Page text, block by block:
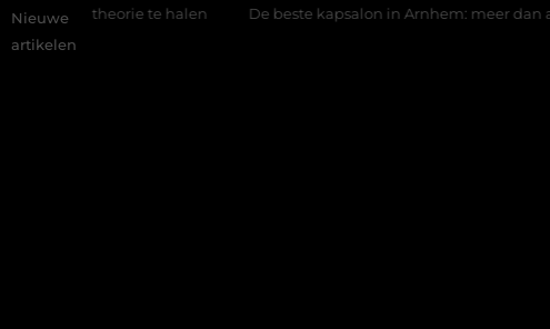
Nieuwe
artikelen
te halen De beste kapsalon in Arnhem: meer dan alleen een